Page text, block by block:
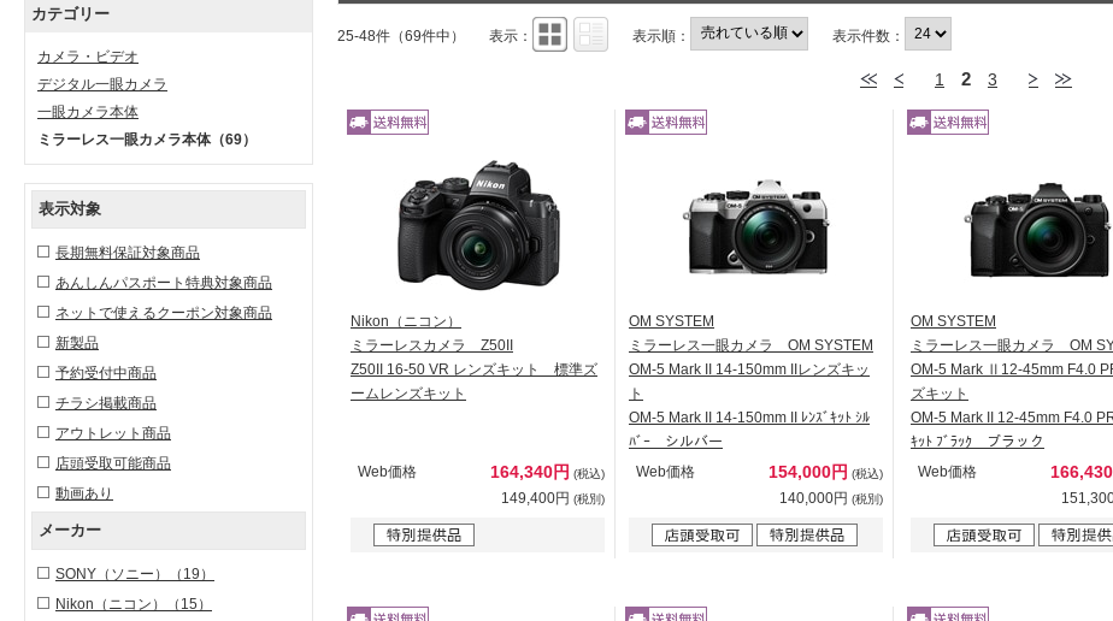
カテゴリー
カメラ・ビデオ
デジタル一眼カメラ
一眼カメラ本体
ミラーレス一眼カメラ本体（69）
表示対象
長期無料保証対象商品
あんしんパスポート特典対象商品
ネットで使えるクーポン対象商品
新製品
予約受付中商品
チラシ掲載商品
アウトレット商品
店頭受取可能商品
動画あり
メーカー
SONY（ソニー）
（19）
Nikon（ニコン）
（15）
25-48件（69件中） 表示： 表示順： 表示件数：
1 2 3
Nikon（ニコン）
ミラーレスカメラ Z50II
Z50II 16-50 VR レンズキット 標準ズ
ームレンズキット
Web価格 164,340円 (税込)
149,400円 (税別)
OM SYSTEM
ミラーレス一眼カメラ OM SYSTEM
OM-5 Mark II 14-150mm IIレンズキッ
ト
OM-5 Mark II 14-150mm II ﾚﾝｽﾞｷｯﾄ ｼﾙ
ﾊﾞｰ シルバー
Web価格
154,000円 (税込)
140,000円 (税別)
OM SYSTEM
ミラーレス一眼カメラ OM
OM-5 Mark Ⅱ12-45mm F4.0
ズキット
OM-5 Mark II 12-45mm F4.0
ｷｯﾄ ﾌﾞﾗｯｸ ブラック
Web価格